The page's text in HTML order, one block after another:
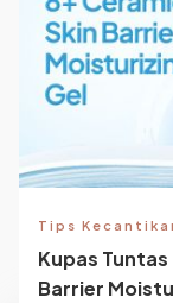
Tips
Kupas
Barrier